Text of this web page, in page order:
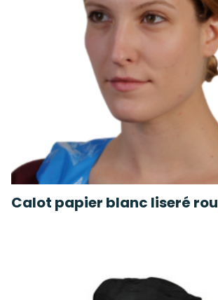
Calot papier blanc liseré